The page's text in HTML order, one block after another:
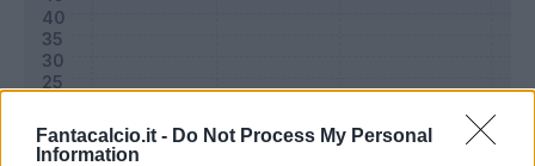
Fantacalcio.it - Do Not Process My Personal
Information